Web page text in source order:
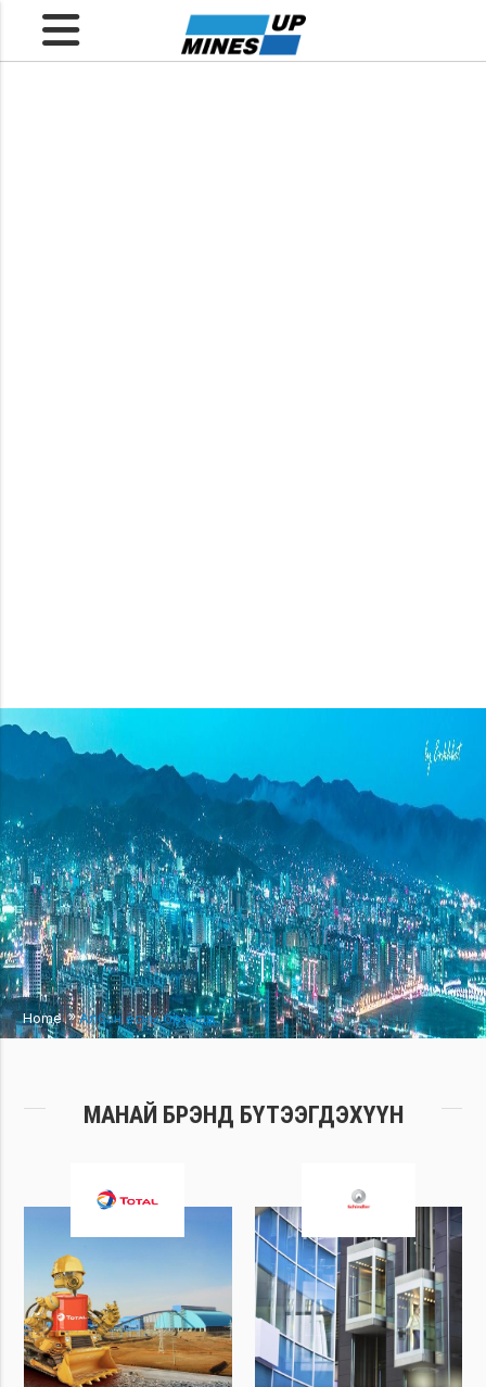
Home /Албан ёсны брэндүүд
МАНАЙ БРЭНД БҮТЭЭГДЭХҮҮН